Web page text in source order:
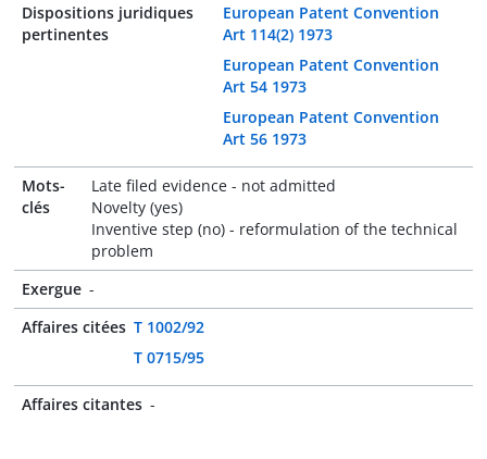
Dispositions juridiques
pertinentes
European Patent Convention
Art 114(2) 1973
European Patent Convention
Art 54 1973
European Patent Convention
Art 56 1973
Mots-
clés
Late filed evidence - not admitted
Novelty (yes)
Inventive step (no) - reformulation of the technical
problem
Exergue -
Affaires citées T 1002/92
T 0715/95
Affaires citantes -